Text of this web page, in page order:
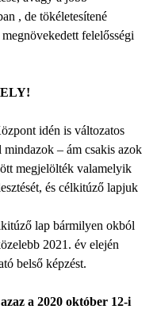
, de tökéletesítené
felelősségi
idén is változatos
– ám csakis azok
megjelölték valamelyik
és célkitúző lapjuk
lap bármilyen okból
2021. év elején
belső képzést.
a 2020 október 12-i